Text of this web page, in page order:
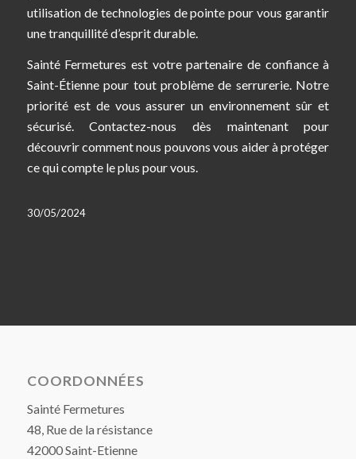
utilisation de technologies de pointe pour vous garantir
une tranquillité d’esprit durable.
Sainté Fermetures est votre partenaire de confiance à
Saint-Étienne pour tout problème de serrurerie. Notre
priorité est de vous assurer un environnement sûr et
sécurisé. Contactez-nous dès maintenant pour
découvrir comment nous pouvons vous aider à protéger
ce qui compte le plus pour vous.
30/05/2024
COORDONNÉES
Sainté Fermetures
48, Rue de la résistance
42000 Saint-Etienne